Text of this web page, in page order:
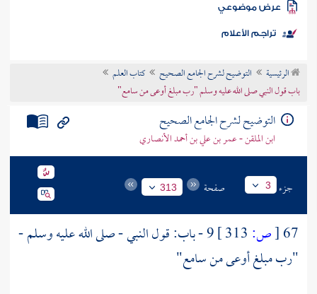
الكتب
موضوعي
تراجم الأعلام
الرئيسية التوضيح لشرح الجامع الصحيح
كتاب العلم
باب قول النبي صلى الله عليه وسلم "رب مبلغ أوعى من سامع"
التوضيح لشرح الجامع الصحيح
ابن الملقن - عمر بن علي بن أحمد الأنصاري
جزء 3 صفحة 313
67
[ص:
9 - باب: قول النبي - صلى الله عليه وسلم -
"رب مبلغ أوعى من سامع"